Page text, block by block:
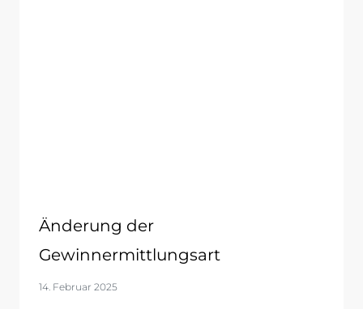
Änderung der
Gewinnermittlungsart
14. Februar 2025